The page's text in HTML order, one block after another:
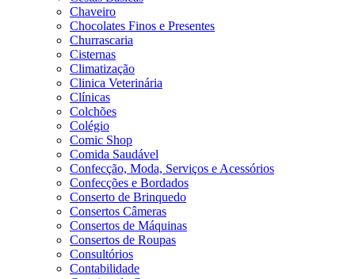
Chaveiro
Chocolates Finos e Presentes
Churrascaria
Cisternas
Climatização
Clinica Veterinária
Clínicas
Colchões
Colégio
Comic Shop
Comida Saudável
Confecção, Moda, Serviços e Acessórios
Confecções e Bordados
Conserto de Brinquedo
Consertos Câmeras
Consertos de Máquinas
Consertos de Roupas
Consultórios
Contabilidade